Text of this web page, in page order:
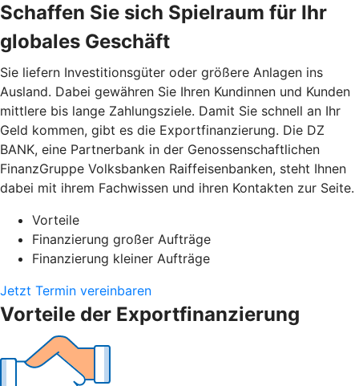
Schaffen Sie sich Spielraum für Ihr
globales Geschäft
Sie liefern Investitionsgüter oder größere Anlagen ins
Ausland. Dabei gewähren Sie Ihren Kundinnen und Kunden
mittlere bis lange Zahlungsziele. Damit Sie schnell an Ihr
Geld kommen, gibt es die Exportfinanzierung. Die DZ
BANK, eine Partnerbank in der Genossenschaftlichen
FinanzGruppe Volksbanken Raiffeisenbanken, steht Ihnen
dabei mit ihrem Fachwissen und ihren Kontakten zur Seite.
Vorteile
Finanzierung großer Aufträge
Finanzierung kleiner Aufträge
Jetzt Termin vereinbaren
Vorteile der Exportfinanzierung